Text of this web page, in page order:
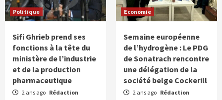
Politique
Sifi Ghrieb prend ses
fonctions à la tête du
ministère de l’industrie
et de la production
pharmaceutique
2 ans ago Rédaction
Economie
Semaine européenne
de l’hydrogène : Le PDG
de Sonatrach rencontre
une délégation de la
société belge Cockerill
2 ans ago Rédaction